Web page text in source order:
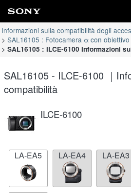
Informazioni sulla compatibilità degli
SAL16105 : Fotocamera α con
SAL16105 : ILCE-6100 Informazioni
SAL16105 - ILCE-6100 ｜
compatibilità
ILCE-6100
LA-EA5 LA-EA4 LA-EA3